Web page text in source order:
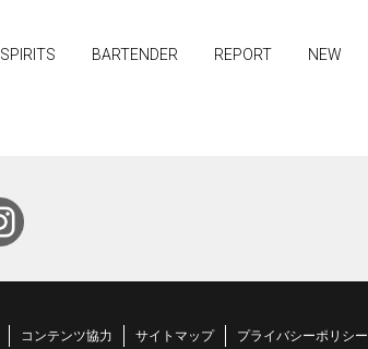
SPIRITS BARTENDER REPORT NEW
コンテンツ協力 サイトマップ プライバシーポリシー